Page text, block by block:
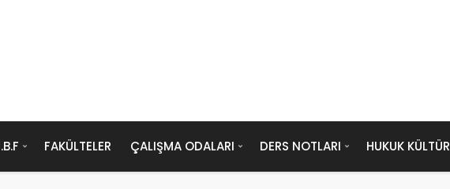
FAKÜLTELER ÇALIŞMA ODALARI DERS NOTLARI HUKUK KÜLTÜR